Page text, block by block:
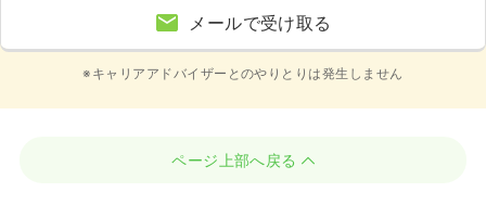
メールで受け取る
※キャリアアドバイザーとのやりとりは発生しません
ページ上部へ戻る